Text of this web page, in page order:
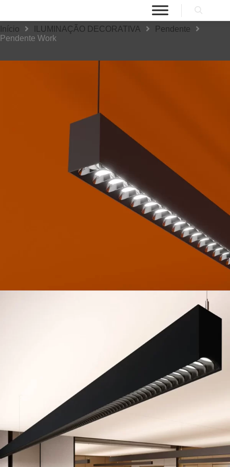
Início ILUMINAÇÃO DECORATIVA
Pendente
Pendente Work